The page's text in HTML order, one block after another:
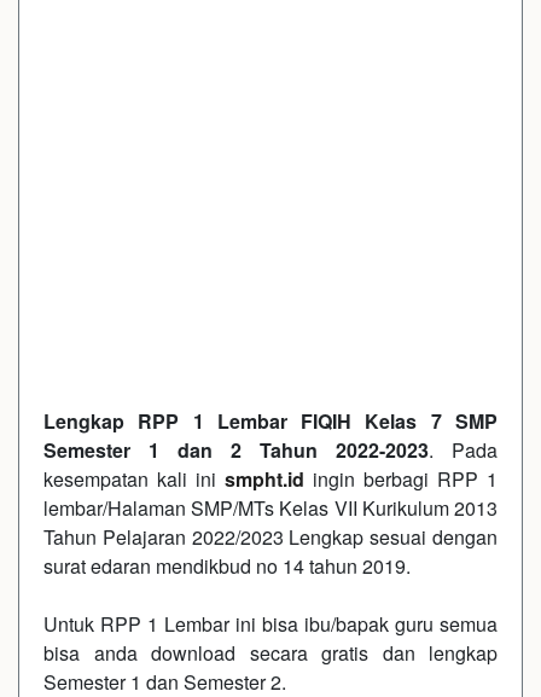
Lengkap RPP 1 Lembar FIQIH Kelas 7 SMP
Semester 1 dan 2 Tahun 2022-2023. Pada
kesempatan kali ini smpht.id ingin berbagi RPP 1
lembar/Halaman SMP/MTs Kelas VII Kurikulum 2013
Tahun Pelajaran 2022/2023 Lengkap sesuai dengan
surat edaran mendikbud no 14 tahun 2019.
Untuk RPP 1 Lembar ini bisa ibu/bapak guru semua
bisa anda download secara gratis dan lengkap
Semester 1 dan Semester 2.